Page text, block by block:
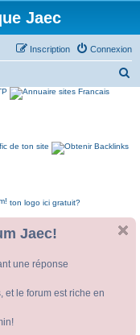
Jaec
Connexion
Inscription
ton logo ici gratuit?
Jaec!
une réponse
et le forum est riche en